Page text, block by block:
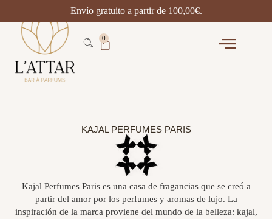
0
KAJAL PERFUMES PARIS
Kajal Perfumes Paris es una casa de fragancias que se creó a
partir del amor por los perfumes y aromas de lujo. La
inspiración de la marca proviene del mundo de la belleza: kajal,
Envío gratuito a partir de 100,00€.